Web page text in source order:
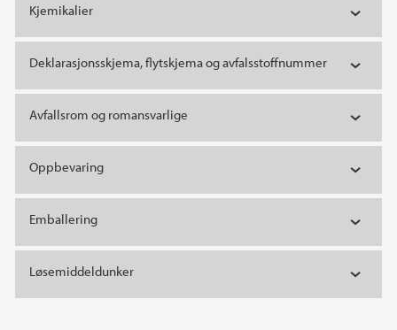
Kjemikalier
Deklarasjonsskjema, flytskjema og avfalsstoffnummer
Avfallsrom og romansvarlige
Oppbevaring
Emballering
Løsemiddeldunker